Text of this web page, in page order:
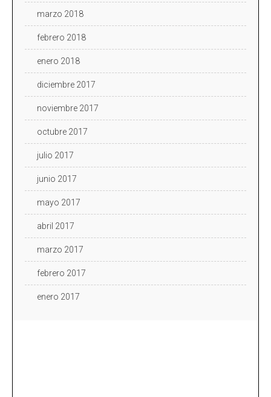
marzo 2018
febrero 2018
enero 2018
diciembre 2017
noviembre 2017
octubre 2017
julio 2017
junio 2017
mayo 2017
abril 2017
marzo 2017
febrero 2017
enero 2017